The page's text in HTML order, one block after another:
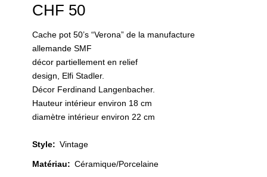
CHF 50
Cache pot 50’s “Verona” de la manufacture
allemande SMF
décor partiellement en relief
design, Elfi Stadler.
Décor Ferdinand Langenbacher.
Hauteur intérieur environ 18 cm
diamètre intérieur environ 22 cm
Style: Vintage
Matériau: Céramique/Porcelaine